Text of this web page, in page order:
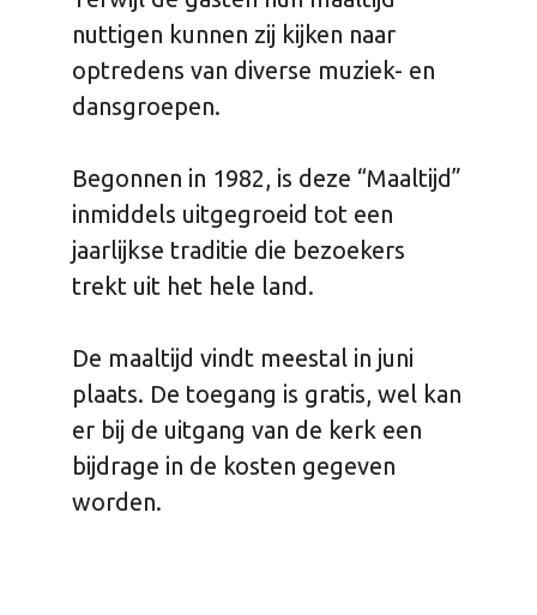
nuttigen kunnen zij kijken naar
optredens van diverse muziek- en
dansgroepen.
Begonnen in 1982, is deze “Maaltijd”
inmiddels uitgegroeid tot een
jaarlijkse traditie die bezoekers
trekt uit het hele land.
De maaltijd vindt meestal in juni
plaats. De toegang is gratis, wel kan
er bij de uitgang van de kerk een
bijdrage in de kosten gegeven
worden.